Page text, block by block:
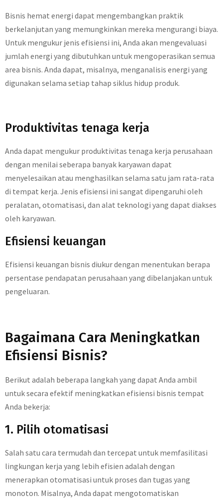
Bisnis hemat energi dapat mengembangkan praktik
berkelanjutan yang memungkinkan mereka mengurangi biaya.
Untuk mengukur jenis efisiensi ini, Anda akan mengevaluasi
jumlah energi yang dibutuhkan untuk mengoperasikan semua
area bisnis. Anda dapat, misalnya, menganalisis energi yang
digunakan selama setiap tahap siklus hidup produk.
Produktivitas tenaga kerja
Anda dapat mengukur produktivitas tenaga kerja perusahaan
dengan menilai seberapa banyak karyawan dapat
menyelesaikan atau menghasilkan selama satu jam rata-rata
di tempat kerja. Jenis efisiensi ini sangat dipengaruhi oleh
peralatan, otomatisasi, dan alat teknologi yang dapat diakses
oleh karyawan.
Efisiensi keuangan
Efisiensi keuangan bisnis diukur dengan menentukan berapa
persentase pendapatan perusahaan yang dibelanjakan untuk
pengeluaran.
Bagaimana Cara Meningkatkan
Efisiensi Bisnis?
Berikut adalah beberapa langkah yang dapat Anda ambil
untuk secara efektif meningkatkan efisiensi bisnis tempat
Anda bekerja:
1. Pilih otomatisasi
Salah satu cara termudah dan tercepat untuk memfasilitasi
lingkungan kerja yang lebih efisien adalah dengan
menerapkan otomatisasi untuk proses dan tugas yang
monoton. Misalnya, Anda dapat mengotomatiskan